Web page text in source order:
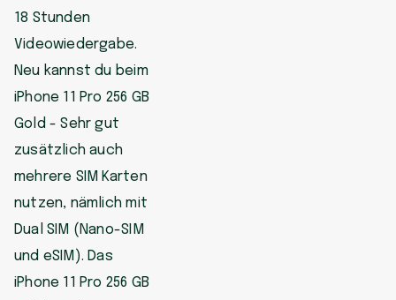
18 Stunden
Videowiedergabe.
Neu kannst du beim
iPhone 11 Pro 256 GB
Gold - Sehr gut
zusätzlich auch
mehrere SIM Karten
nutzen, nämlich mit
Dual SIM (Nano-SIM
und eSIM). Das
iPhone 11 Pro 256 GB